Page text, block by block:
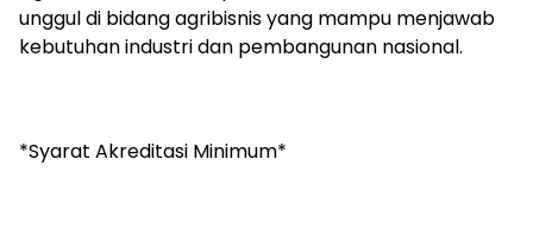
unggul di bidang agribisnis yang mampu menjawab
kebutuhan industri dan pembangunan nasional.
*Syarat Akreditasi Minimum*